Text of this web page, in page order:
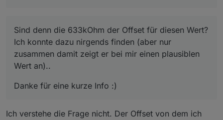
Sind denn die 633kOhm der Offset für diesen Wert?
Ich konnte dazu nirgends finden (aber nur
zusammen damit zeigt er bei mir einen plausiblen
Wert an)..
Danke für eine kurze Info :)
Ich verstehe die Frage nicht. Der Offset von dem ich